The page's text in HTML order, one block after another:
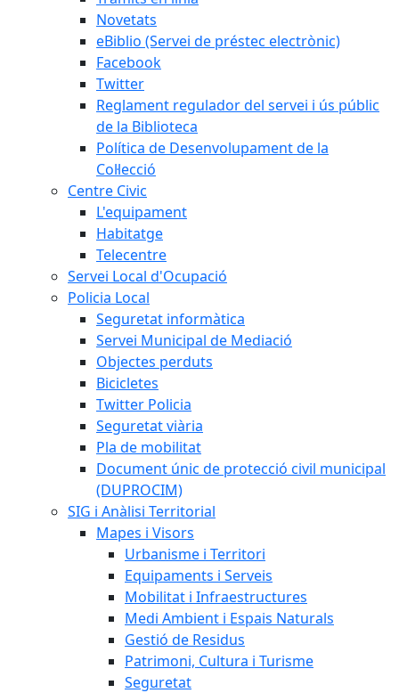
Novetats
eBiblio (Servei de préstec electrònic)
Facebook
Twitter
Reglament regulador del servei i ús públic
de la Biblioteca
Política de Desenvolupament de la
Col·lecció
Centre Civic
L'equipament
Habitatge
Telecentre
Servei Local d'Ocupació
Policia Local
Seguretat informàtica
Servei Municipal de Mediació
Objectes perduts
Bicicletes
Twitter Policia
Seguretat viària
Pla de mobilitat
Document únic de protecció civil municipal
(DUPROCIM)
SIG i Anàlisi Territorial
Mapes i Visors
Urbanisme i Territori
Equipaments i Serveis
Mobilitat i Infraestructures
Medi Ambient i Espais Naturals
Gestió de Residus
Patrimoni, Cultura i Turisme
Seguretat